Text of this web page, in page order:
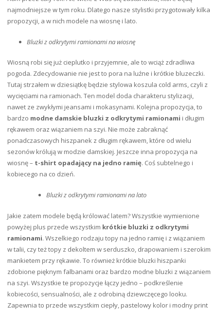
najmodniejsze w tym roku. Dlatego nasze stylistki przygotowały kilka
propozycji, a w nich modele na wiosnę i lato.
Bluzki z odkrytymi ramionami na wiosnę
Wiosną robi się już cieplutko i przyjemnie, ale to wciąż zdradliwa
pogoda. Zdecydowanie nie jest to pora na luźne i krótkie bluzeczki.
Tutaj strzałem w dziesiątkę będzie stylowa koszula cold arms, czyli z
wycięciami na ramionach. Ten model doda charakteru stylizacji,
nawet ze zwykłymi jeansami i mokasynami. Kolejna propozycja, to
bardzo modne damskie bluzki z odkrytymi ramionami i długim
rękawem oraz wiązaniem na szyi. Nie może zabraknąć
ponadczasowych hiszpanek z długim rękawem, które od wielu
sezonów królują w modzie damskiej. Jeszcze inna propozycja na
wiosnę – t-shirt opadający na jedno ramię. Coś subtelnego i
kobiecego na co dzień.
Bluzki z odkrytymi ramionami na lato
Jakie zatem modele będą królować latem? Wszystkie wymienione
powyżej plus przede wszystkim krótkie bluzki z odkrytymi
ramionami. Wszelkiego rodzaju topy na jedno ramię i z wiązaniem
w talii, czy też topy z dekoltem w serduszko, drapowaniem i szerokim
mankietem przy rękawie. To również krótkie bluzki hiszpanki
zdobione pięknym falbanami oraz bardzo modne bluzki z wiązaniem
na szyi. Wszystkie te propozycje łączy jedno – podkreślenie
kobiecości, sensualności, ale z odrobiną dziewczęcego looku.
Zapewnia to przede wszystkim ciepły, pastelowy kolor i modny print